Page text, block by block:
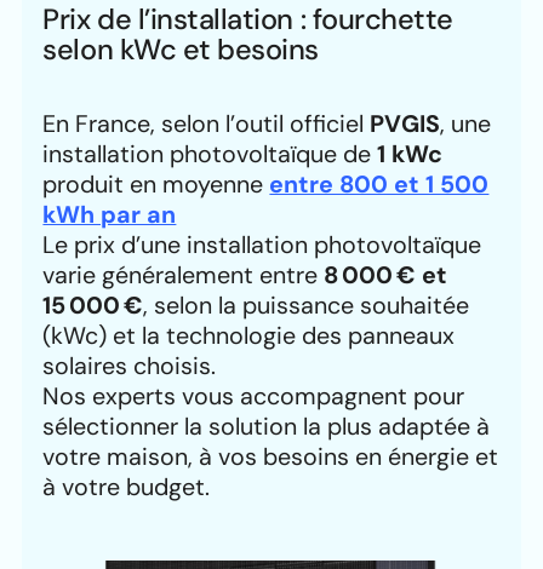
Prix de l’installation : fourchette
selon kWc et besoins
En France, selon l’outil officiel PVGIS, une
installation photovoltaïque de1 kWc
produit en moyenne entre 800 et 1 500
kWh par an
Le prix d’une installation photovoltaïque
varie généralement entre 8 000 € et
15 000 €, selon la puissance souhaitée
(kWc) et la technologie des panneaux
solaires choisis.
Nos experts vous accompagnent pour
sélectionner la solution la plus adaptée à
votre maison, à vos besoins en énergie et
à votre budget.